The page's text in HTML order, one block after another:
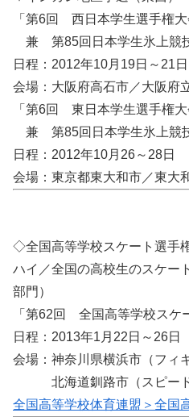
「第6回 西日本学生選手権大
兼 第85回日本学生氷上競
日程：2012年10月19日～21日
会場：大阪府高石市／大阪府
「第6回 東日本学生選手権大
兼 第85回日本学生氷上競
日程：2012年10月26～28日
会場：東京都東大和市／東大
◇全国高等学校スケート選手
ハイ／全国の高校生のスケー
部門）
「第62回 全国高等学校スケ
日程：2013年1月22日～26日
会場：神奈川県横浜市（フィ
北海道釧路市（スピー
全国高等学校体育連盟＞全国